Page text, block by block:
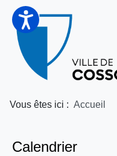
Vous êtes ici : Accueil
Calendrier